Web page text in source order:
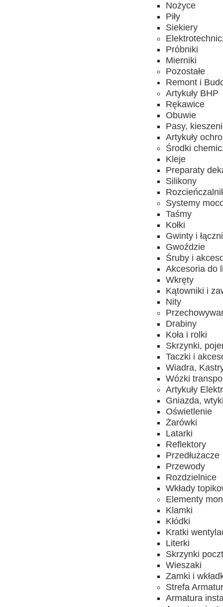
Nożyce
Piły
Siekiery
Próbniki
Mierniki
Pozostałe
Remont i
Artykuły BHP
Rękawice
Obuwie
Pasy,
Artykuły
Środki
Kleje
Preparaty
Silikony
Systemy
Taśmy
Kołki
Gwinty i
Gwoździe
Śruby i
Akcesoria do
Wkręty
Kątowniki i
Nity
Drabiny
Koła i rolki
Skrzynki,
Taczki i
Wiadra,
Wózki
Artykuły
Gniazda,
Oświetlenie
Żarówki
Latarki
Reflektory
Przedłużacze
Przewody
Rozdzielnice
Wkłady
Elementy
Klamki
Kłódki
Kratki
Literki
Skrzynki
Wieszaki
Zamki i
Strefa
Armatura